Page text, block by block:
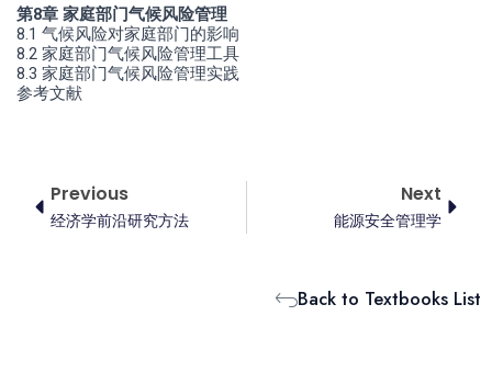
第8章 家庭部门气候风险管理
8.1 气候风险对家庭部门的影响
8.2 家庭部门气候风险管理工具
8.3 家庭部门气候风险管理实践
参考文献
PrevPrevious
经济学前沿研究方法
Next
能源安全管理学
Back to Textbooks List